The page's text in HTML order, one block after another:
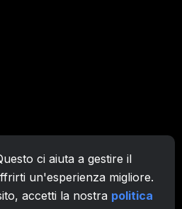
ci aiuta a gestire il
un'esperienza migliore.
accetti la nostra politica